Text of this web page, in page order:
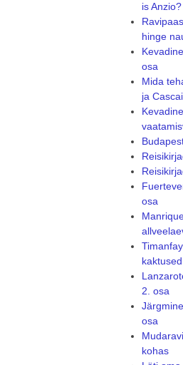
is
hinge
osa
Mida
ja
osa
2. osa
osa
kohas